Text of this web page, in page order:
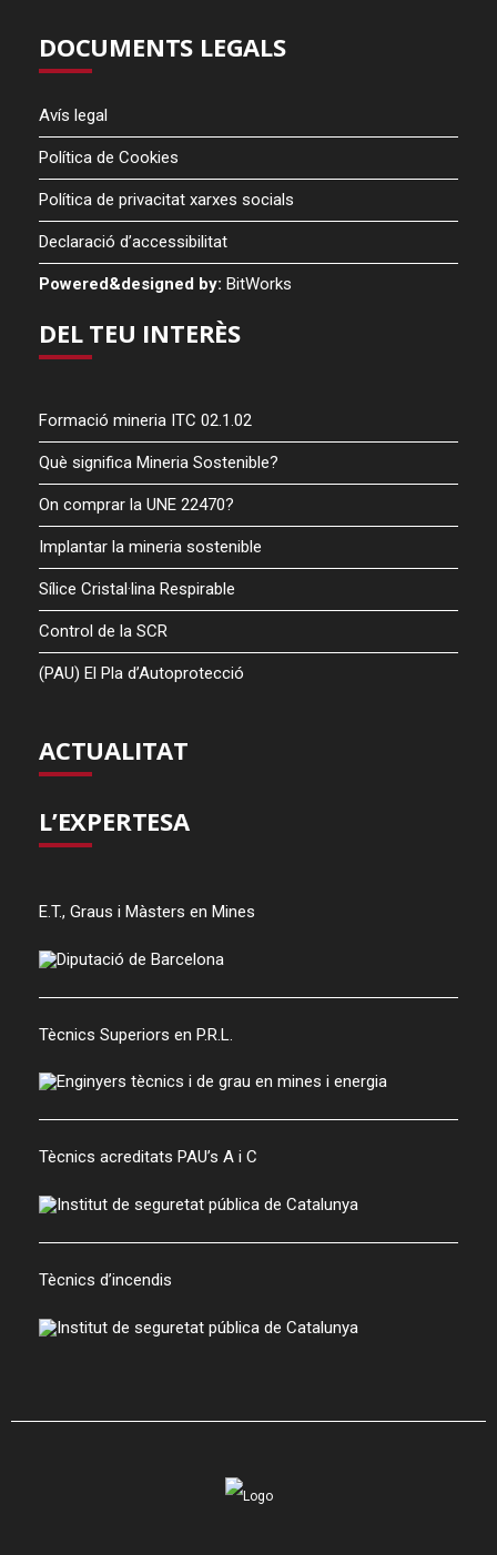
DOCUMENTS LEGALS
Avís legal
Política de Cookies
Política de privacitat xarxes socials
Declaració d’accessibilitat
Powered&designed by: BitWorks
DEL TEU INTERÈS
Formació mineria ITC 02.1.02
Què significa Mineria Sostenible?
On comprar la UNE 22470?
Implantar la mineria sostenible
Sílice Cristal·lina Respirable
Control de la SCR
(PAU) El Pla d’Autoprotecció
ACTUALITAT
L’EXPERTESA
E.T., Graus i Màsters en Mines
Tècnics Superiors en P.R.L.
Tècnics acreditats PAU’s A i C
Tècnics d’incendis